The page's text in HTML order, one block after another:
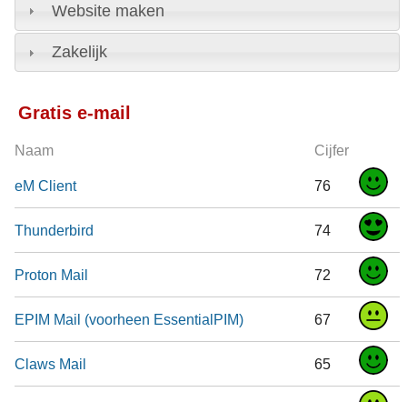
Website maken
Zakelijk
Gratis e-mail
Naam Cijfer
eM Client 76
Thunderbird 74
Proton Mail 72
EPIM Mail (voorheen EssentialPIM) 67
Claws Mail 65